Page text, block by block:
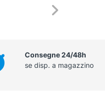
Consegne 24/48h
se disp. a magazzino